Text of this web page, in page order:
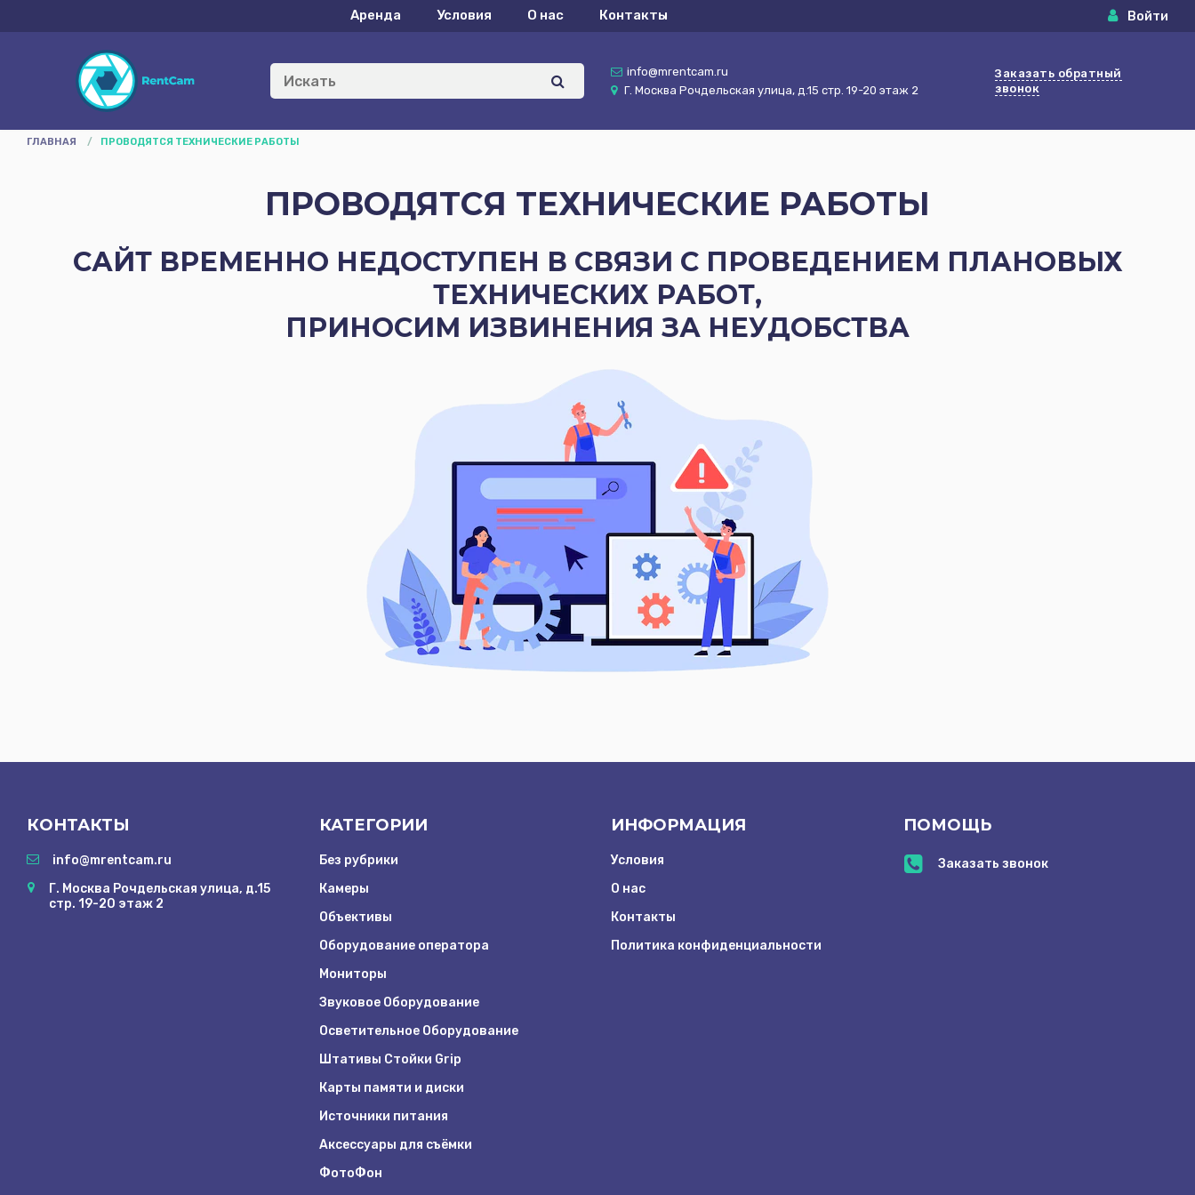
Аренда Условия О нас Контакты Войти
info@mrentcam.ru
Г. Москва Рочдельская улица, д.15 стр. 19-20 этаж 2
Заказать обратный
звонок
ГЛАВНАЯ / ПРОВОДЯТСЯ ТЕХНИЧЕСКИЕ РАБОТЫ
ПРОВОДЯТСЯ ТЕХНИЧЕСКИЕ РАБОТЫ
САЙТ ВРЕМЕННО НЕДОСТУПЕН В СВЯЗИ С ПРОВЕДЕНИЕМ ПЛАНОВЫХ
ТЕХНИЧЕСКИХ РАБОТ,
ПРИНОСИМ ИЗВИНЕНИЯ ЗА НЕУДОБСТВА
КОНТАКТЫ
info@mrentcam.ru
Г. Москва Рочдельская улица, д.15
стр. 19-20 этаж 2
КАТЕГОРИИ
Без рубрики
Камеры
Объективы
Оборудование оператора
Мониторы
Звуковое Оборудование
Осветительное Оборудование
Штативы Стойки Grip
Карты памяти и диски
Источники питания
Аксессуары для съёмки
ФотоФон
ИНФОРМАЦИЯ
Условия
О нас
Контакты
Политика конфиденциальности
ПОМОЩЬ
Заказать звонок